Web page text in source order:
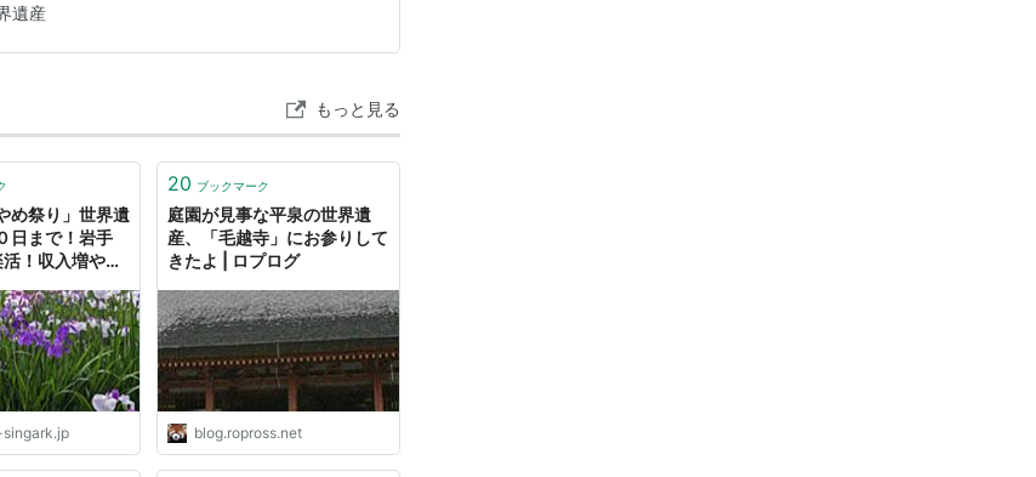
姿を留める「浄土庭園」と伽藍の礎石が今も
…
遺産
もっと見る
め祭り」世界遺
日まで！岩手
！収入増やし
20 ブックマーク
庭園が見事な平泉の世界遺
産、「毛越寺」にお参りして
きたよ | ロプログ
blog.ropross.net